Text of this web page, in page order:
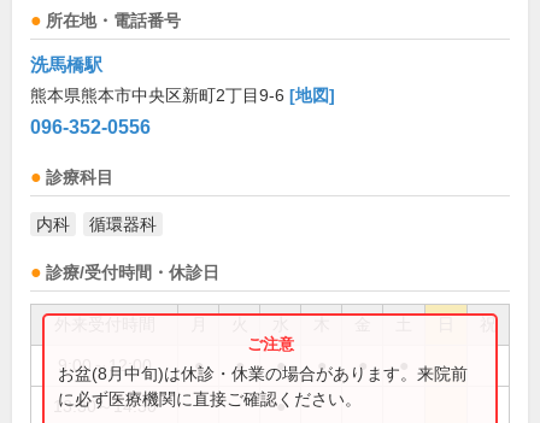
所在地・電話番号
洗馬橋駅
熊本県熊本市中央区新町2丁目9-6 [地図]
096-352-0556
診療科目
内科 循環器科
診療/受付時間・休診日
祝
9:00～12:00 ● ● ● ● ●
13:30～14:30 ●
お盆(8月中旬)は休診・休業の場合があります。来院前
に必ず医療機関に直接ご確認ください。